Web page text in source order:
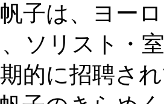
子は、ヨー
ソリスト・
的に招聘さ